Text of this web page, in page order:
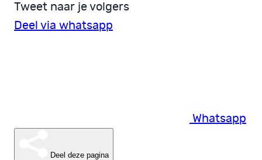
Tweet naar je volgers
Deel via whatsapp
Whatsapp
Deel deze pagina